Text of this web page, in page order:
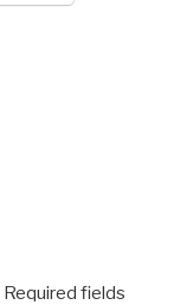
Required fields